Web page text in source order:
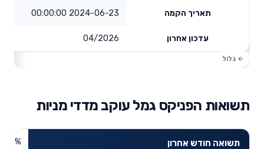
תאריך הקמה 2024-06-23 00:00:00
עדכון אחרון 04/2026
תשואות הפניקס גמל עוקב מדדי מניות
תשואה חודש אחרון